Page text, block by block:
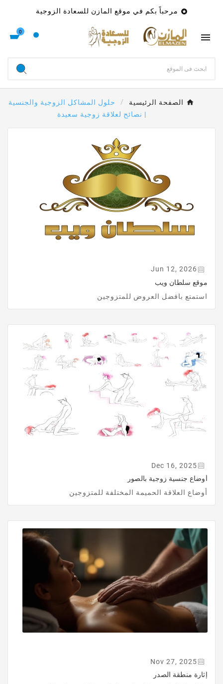
 مرحباً بكم في موقع المازن للسعادة الزوجية

0
الصفحة الرئيسية
حلول المشاكل الزوجية والجنسية
| نصائح لعلاقة زوجية سعيدة
Jun 12, 2026
موقع سلطان ويب
استمتع بافضل العروض للمتزوجين
Dec 16, 2025
أوضاع جنسية زوجية بالصور
أوضاع العلاقة الحميمة المختلفة للمتزوجين
Nov 27, 2025
إثارة منطقة الصدر